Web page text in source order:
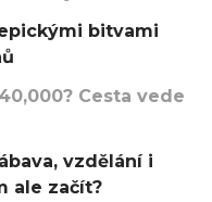
bitvami
Cesta vede
vzdělání i
ale začít?